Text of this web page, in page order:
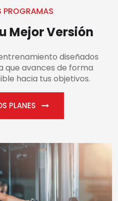
PROGRAMAS
Mejor Versión
diseñados
que avances de forma
hacia tus objetivos.
PLANES